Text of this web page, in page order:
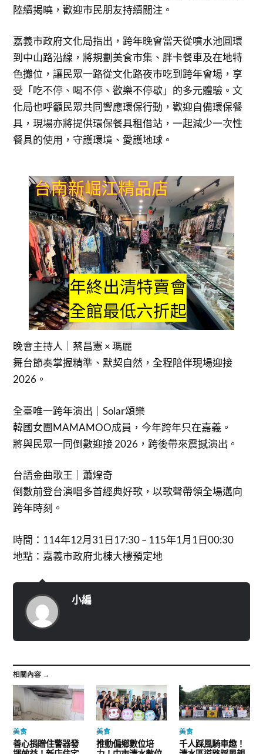
陸續揭曉，歡迎市民朋友持續關注。
嘉義市政府文化局指出，跨年晚會當天從噴水池圓環
到中山路沿線，將規劃美食市集、胖卡餐車及在地特
色攤位，讓民眾一路從文化路夜市吃到跨年會場，享
受「吃不停、喝不停、歡樂不停歇」的多元體驗。文
化局也呼籲民眾共同響應環保行動，歡迎自備環保餐
具，現場亦將提供環保餐具租借站，一起減少一次性
餐具的使用，守護環境、愛護地球。
晚會主持人｜蔡昌憲 × 瑪麗
舞台節奏掌握精準、默契自然，全程陪伴現場迎接
2026。
全臺唯一跨年演出｜Solar頌樂
韓國女團MAMAMOO成員，今年跨年只在嘉義。
將與民眾一同倒數迎接 2026，跨後帶來震撼演出。
台語金曲歌王｜蕭煌奇
倒數前登台演唱多首經典好歌，以歌聲帶領全場邁向
跨年時刻。
時間：114年12月31日17:30 – 115年1月1日00:30
地點：嘉義市政府北棟大樓預定地
小編
相關內容 →
美食
善心捐贈住警器發
美食
推動偏鄉數位培
美食
千人踩風騎車趣！